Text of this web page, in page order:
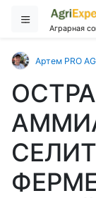
Аграрная
Артем PRO